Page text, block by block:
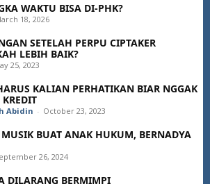
WAKTU BISA DI-PHK?
18, 2026
SETELAH PERPU CIPTAKER
LEBIH BAIK?
25, 2023
KALIAN PERHATIKAN BIAR NGGAK
Abidin - October 23, 2023
BUAT ANAK HUKUM, BERNADYA
26, 2024
DILARANG BERMIMPI